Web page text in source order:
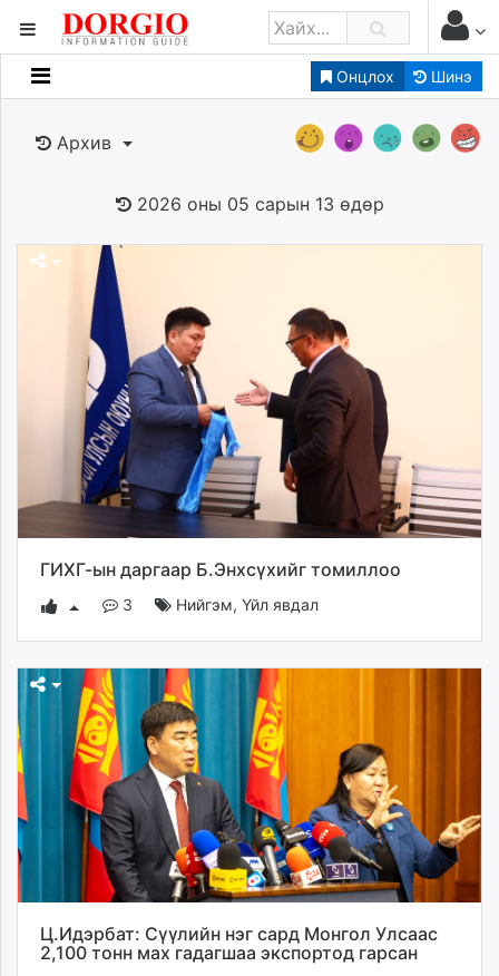
Онцлох Шинэ
Мэдээллийн
Банк санхүү
Нийслэлийн
dorgio.mn
caak.mn
news.mn
zindaa.mn
Baabar.mn
tovch.mn
mnb.mn
Livetv.mn
Eguur.mn
eagle.mn
ergelt.mn
zarig.mn
today.mn
zuv.mn
mminfo.mn
ugluu.mn
urlag.mn
unen.mn
asu.mn
shudarga.mn
Архив
2026 оны 05 сарын 13 өдөр
ГИХГ-ын даргаар Б.Энхсүхийг томиллоо
3 Нийгэм,Үйл явдал
Ц.Идэрбат: Сүүлийн нэг сард Монгол Улсаас
2,100 тонн мах гадагшаа экспортод гарсан